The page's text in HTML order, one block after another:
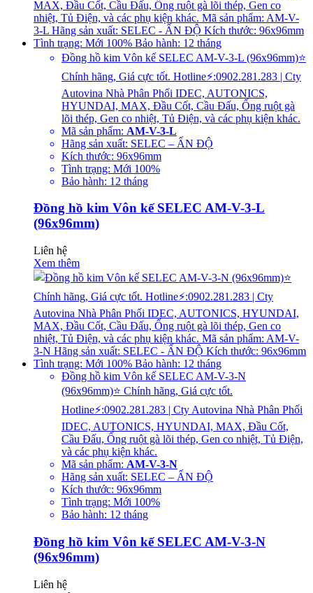
Đồng hồ kim Vôn kế SELEC AM-V-3-L (96x96mm)⭐
Chính hãng, Giá cực tốt. Hotline⚡:0902.281.283 | Cty
Autovina Nhà Phân Phối IDEC, AUTONICS,
HYUNDAI, MAX, Đầu Cốt, Cầu Đấu, Ống ruột gà
lõi thép, Gen co nhiệt, Tủ Điện, và các phụ kiện khác.
Mã sản phẩm: AM-V-3-L
Hãng sản xuất: SELEC – ẤN ĐỘ
Kích thước: 96x96mm
Tình trạng: Mới 100%
Bảo hành: 12 tháng
Đồng hồ kim Vôn kế SELEC AM-V-3-L
(96x96mm)
Liên hệ
Xem thêm
Đồng hồ kim Vôn kế SELEC AM-V-3-N
(96x96mm)⭐ Chính hãng, Giá cực tốt.
Hotline⚡:0902.281.283 | Cty Autovina Nhà Phân Phối
IDEC, AUTONICS, HYUNDAI, MAX, Đầu Cốt,
Cầu Đấu, Ống ruột gà lõi thép, Gen co nhiệt, Tủ Điện,
và các phụ kiện khác.
Mã sản phẩm: AM-V-3-N
Hãng sản xuất: SELEC – ẤN ĐỘ
Kích thước: 96x96mm
Tình trạng: Mới 100%
Bảo hành: 12 tháng
Đồng hồ kim Vôn kế SELEC AM-V-3-N
(96x96mm)
Liên hệ